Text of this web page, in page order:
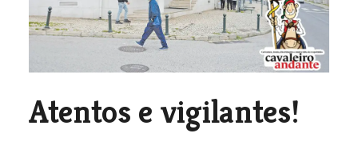
Atentos e vigilantes!